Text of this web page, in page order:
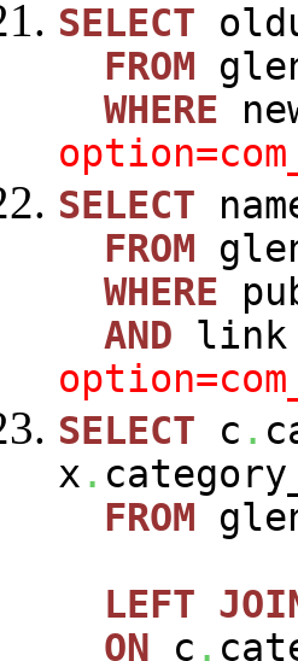
SELECT
FROM
WHERE
SELECT
FROM
WHERE
AND link
SELECT c .
x .
FROM
LEFT
ON c .